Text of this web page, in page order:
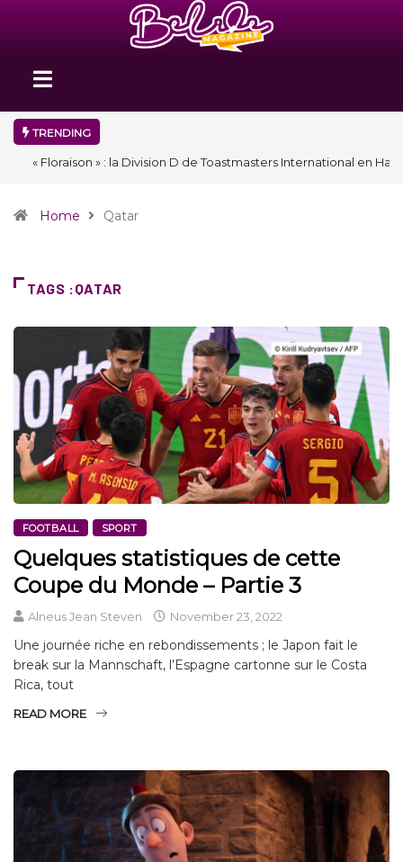
TRENDING
« Floraison » : la Division D de Toastmasters International en Haïti
Home Qatar
TAGS :QATAR
FOOTBALL SPORT
Quelques statistiques de cette
Coupe du Monde – Partie 3
Alneus Jean Steven November 23, 2022
Une journée riche en rebondissements ; le Japon fait le
break sur la Mannschaft, l’Espagne cartonne sur le Costa
Rica, tout
READ MORE